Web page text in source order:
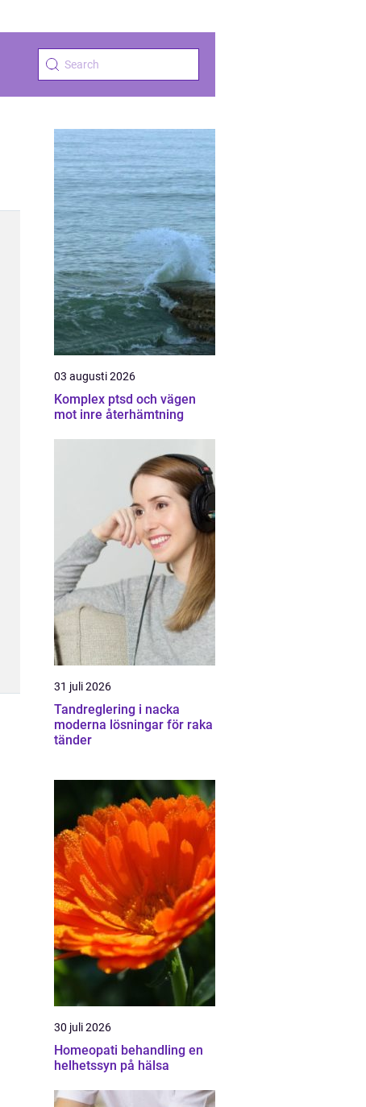
03 augusti 2026
Komplex ptsd och vägen
mot inre återhämtning
31 juli 2026
Tandreglering i nacka
moderna lösningar för raka
tänder
30 juli 2026
Homeopati behandling en
helhetssyn på hälsa